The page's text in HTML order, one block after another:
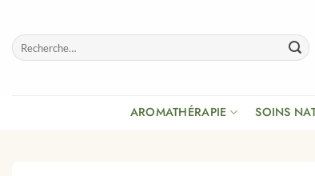
contenu
Recherche
pour :
AROMATHÉRAPIE SOINS